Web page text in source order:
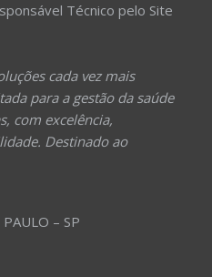
Técnico pelo Site
cada vez mais
para a gestão da saúde
com excelência,
Destinado ao
– SP